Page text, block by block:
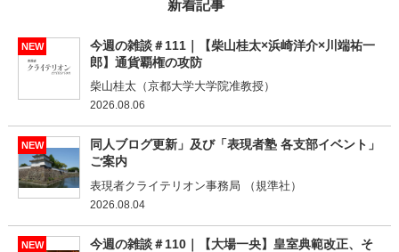
新着記事
NEW
今週の雑談＃111｜【柴山桂太×浜崎洋介×川端祐一
郎】通貨覇権の攻防
柴山桂太（京都大学大学院准教授）
2026.08.06
NEW
同人ブログ更新」及び「表現者塾 各支部イベント」
ご案内
表現者クライテリオン事務局 （規準社）
2026.08.04
NEW
今週の雑談＃110｜【大場一央】皇室典範改正、そ